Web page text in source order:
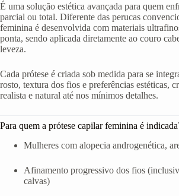
É uma solução estética avançada para quem
parcial ou total. Diferente das perucas
feminina é desenvolvida com materiais
ponta, sendo aplicada diretamente ao couro
leveza.
Cada prótese é criada sob medida para se
rosto, textura dos fios e preferências estéticas,
realista e natural até nos mínimos detalhes.
Para quem a prótese capilar feminina é
Mulheres com alopecia androgenética,
Afinamento progressivo dos fios
calvas)